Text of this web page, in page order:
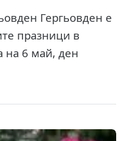
Гергьовден е
празници в
на 6 май, ден